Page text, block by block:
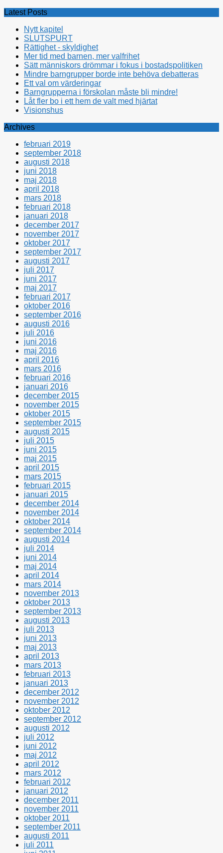
Latest Posts
Nytt kapitel
SLUTSPURT
Rättighet - skyldighet
Mer tid med barnen, mer valfrihet
Sätt människors drömmar i fokus i bostadspolitiken
Mindre barngrupper borde inte behöva debatteras
Ett val om värderingar
Barngrupperna i förskolan måste bli mindre!
Låt fler bo i ett hem de valt med hjärtat
Visionshus
Archives
februari 2019
september 2018
augusti 2018
juni 2018
maj 2018
april 2018
mars 2018
februari 2018
januari 2018
december 2017
november 2017
oktober 2017
september 2017
augusti 2017
juli 2017
juni 2017
maj 2017
februari 2017
oktober 2016
september 2016
augusti 2016
juli 2016
juni 2016
maj 2016
april 2016
mars 2016
februari 2016
januari 2016
december 2015
november 2015
oktober 2015
september 2015
augusti 2015
juli 2015
juni 2015
maj 2015
april 2015
mars 2015
februari 2015
januari 2015
december 2014
november 2014
oktober 2014
september 2014
augusti 2014
juli 2014
juni 2014
maj 2014
april 2014
mars 2014
november 2013
oktober 2013
september 2013
augusti 2013
juli 2013
juni 2013
maj 2013
april 2013
mars 2013
februari 2013
januari 2013
december 2012
november 2012
oktober 2012
september 2012
augusti 2012
juli 2012
juni 2012
maj 2012
april 2012
mars 2012
februari 2012
januari 2012
december 2011
november 2011
oktober 2011
september 2011
augusti 2011
juli 2011